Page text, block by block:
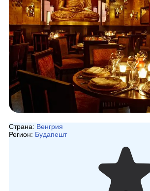
Страна: Венгрия
Регион: Будапешт